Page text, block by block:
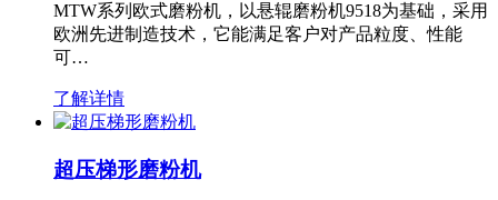
MTW系列欧式磨粉机，以悬辊磨粉机9518为基础，采用
欧洲先进制造技术，它能满足客户对产品粒度、性能
可…
了解详情
超压梯形磨粉机